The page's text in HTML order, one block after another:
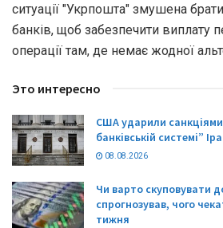
ситуації "Укрпошта" змушена
банків, щоб забезпечити виплату
операції там, де немає жодної
Это интересно
США ударили санкціями
банківській системі”
08.08.2026
Чи варто скуповувати
спрогнозував, чого
тижня